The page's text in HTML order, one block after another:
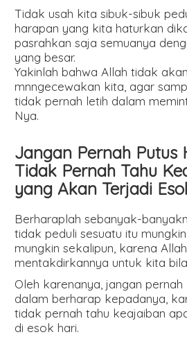
Tidak usah kita sibuk-sibuk
harapan yang kita haturkan
pasrahkan saja semuanya
yang besar.
Yakinlah bahwa Allah tidak
mnngecewakan kita, agar
tidak pernah letih dalam
Nya.
Jangan Pernah Putus
Tidak Pernah Tahu
yang Akan Terjadi
Berharaplah sebanyak-
tidak peduli sesuatu itu
mungkin sekalipun, karena
mentakdirkannya untuk kita
Oleh karenanya, jangan
dalam berharap kepadanya,
tidak pernah tahu keajaiban
di esok hari.